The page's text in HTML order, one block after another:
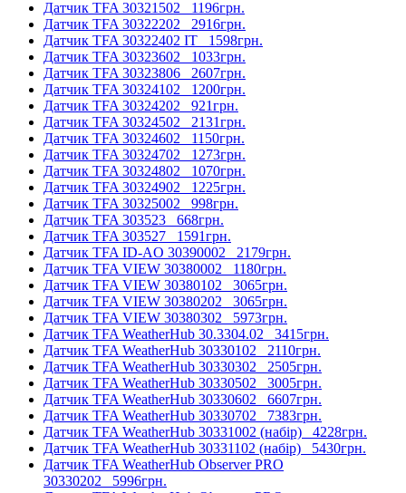
Датчик TFA 30321502 1196грн.
Датчик TFA 30322202 2916грн.
Датчик TFA 30322402 ІТ 1598грн.
Датчик TFA 30323602 1033грн.
Датчик TFA 30323806 2607грн.
Датчик TFA 30324102 1200грн.
Датчик TFA 30324202 921грн.
Датчик TFA 30324502 2131грн.
Датчик TFA 30324602 1150грн.
Датчик TFA 30324702 1273грн.
Датчик TFA 30324802 1070грн.
Датчик TFA 30324902 1225грн.
Датчик TFA 30325002 998грн.
Датчик TFA 303523 668грн.
Датчик TFA 303527 1591грн.
Датчик TFA ID-AO 30390002 2179грн.
Датчик TFA VIEW 30380002 1180грн.
Датчик TFA VIEW 30380102 3065грн.
Датчик TFA VIEW 30380202 3065грн.
Датчик TFA VIEW 30380302 5973грн.
Датчик TFA WeatherHub 30.3304.02 3415грн.
Датчик TFA WeatherHub 30330102 2110грн.
Датчик TFA WeatherHub 30330302 2505грн.
Датчик TFA WeatherHub 30330502 3005грн.
Датчик TFA WeatherHub 30330602 6607грн.
Датчик TFA WeatherHub 30330702 7383грн.
Датчик TFA WeatherHub 30331002 (набір) 4228грн.
Датчик TFA WeatherHub 30331102 (набір) 5430грн.
Датчик TFA WeatherHub Observer PRO
30330202 5996грн.